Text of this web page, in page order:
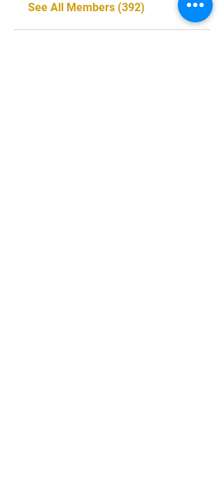
See All Members (392)